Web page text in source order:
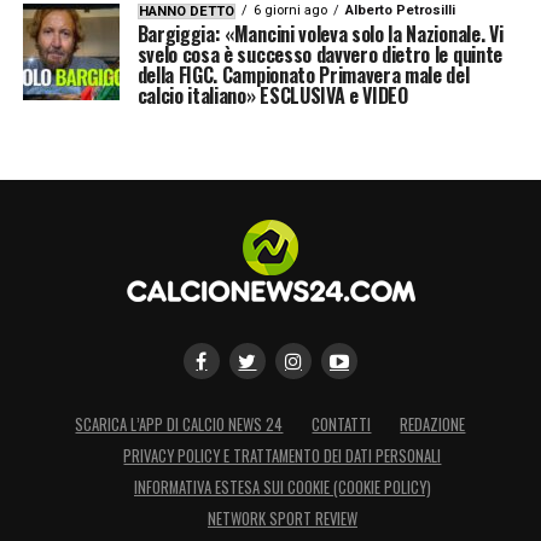
HANNO DETTO 6 giorni ago Alberto Petrosilli
Bargiggia: «Mancini voleva solo la Nazionale. Vi
svelo cosa è successo davvero dietro le quinte
della FIGC. Campionato Primavera male del
calcio italiano» ESCLUSIVA e VIDEO
SCARICA L’APP DI CALCIO NEWS 24 CONTATTI
REDAZIONE
PRIVACY POLICY E TRATTAMENTO DEI DATI PERSONALI
INFORMATIVA ESTESA SUI COOKIE (COOKIE POLICY)
NETWORK SPORT REVIEW